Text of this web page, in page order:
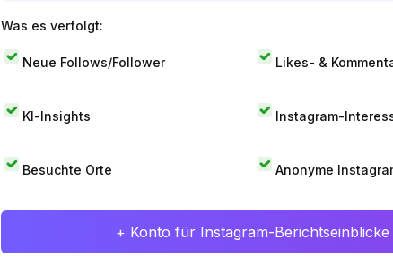
Was es verfolgt:
Neue Follows/Follower Likes- &
KI-Insights Instagram-
Besuchte Orte Anonyme
+ Konto für Instagram-